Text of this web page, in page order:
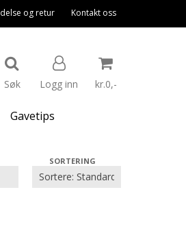
og retur Kontakt oss
Søk Logg inn kr.0,-
Gavetips
SORTERING